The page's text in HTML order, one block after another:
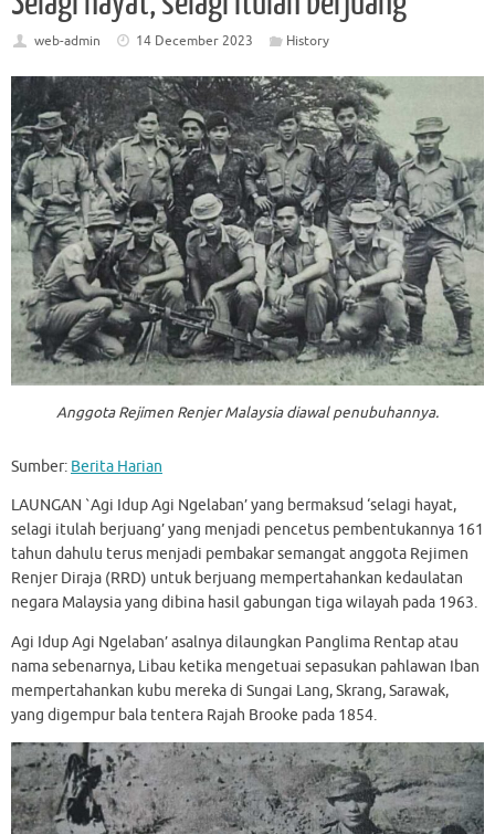
web-admin 14 December 2023 History
Anggota Rejimen Renjer Malaysia diawal penubuhannya.
Sumber: Berita Harian
LAUNGAN `Agi Idup Agi Ngelaban’ yang bermaksud ‘selagi hayat,
selagi itulah berjuang’ yang menjadi pencetus pembentukannya 161
tahun dahulu terus menjadi pembakar semangat anggota Rejimen
Renjer Diraja (RRD) untuk berjuang mempertahankan kedaulatan
negara Malaysia yang dibina hasil gabungan tiga wilayah pada 1963.
Agi Idup Agi Ngelaban’ asalnya dilaungkan Panglima Rentap atau
nama sebenarnya, Libau ketika mengetuai sepasukan pahlawan Iban
mempertahankan kubu mereka di Sungai Lang, Skrang, Sarawak,
yang digempur bala tentera Rajah Brooke pada 1854.